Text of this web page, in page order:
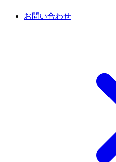
お問い合わせ